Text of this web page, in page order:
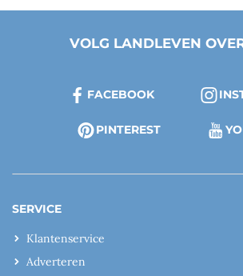
VOLG LANDLEVEN
FACEBOOK
PINTEREST
SERVICE
Klantenservice
Adverteren